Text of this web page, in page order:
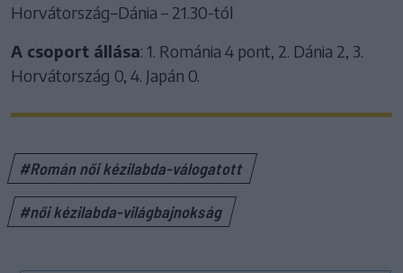
Horvátország–Dánia – 21.30-tól
A csoport állása: 1. Románia 4 pont, 2. Dánia 2, 3.
Horvátország 0, 4. Japán 0.
#Román női kézilabda-válogatott
#női kézilabda-világbajnokság